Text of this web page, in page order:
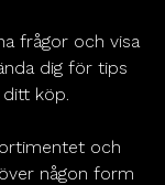
frågor och visa
dig för tips
köp.
och
någon form